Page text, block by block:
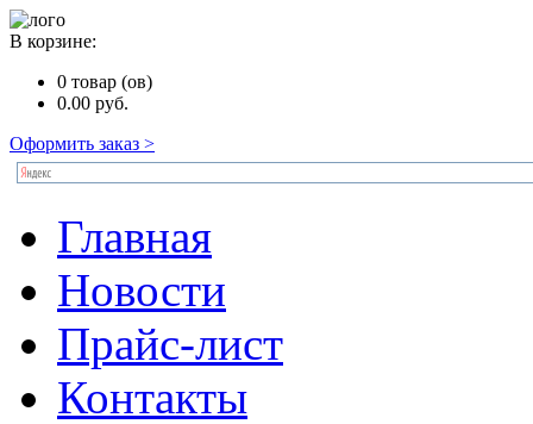
В корзине:
0 товар (ов)
0.00 руб.
Оформить заказ >
Главная
Новости
Прайс-лист
Контакты